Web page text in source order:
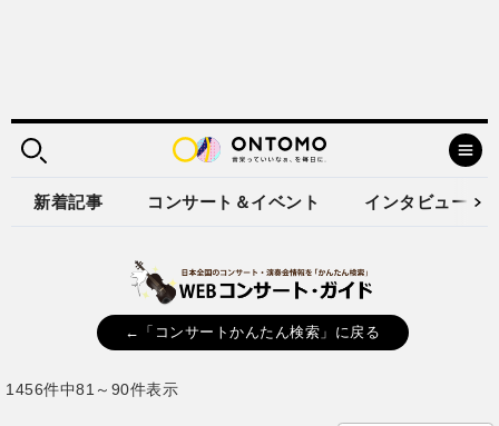
新着記事 コンサート＆イベント インタビュー
←「コンサートかんたん検索」に戻る
1456件中81～90件表示